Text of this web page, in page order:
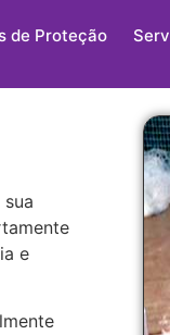
de Proteção
e